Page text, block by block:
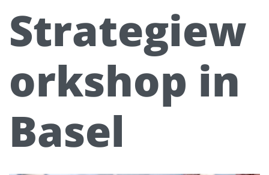
Strategiew
orkshop in
Basel